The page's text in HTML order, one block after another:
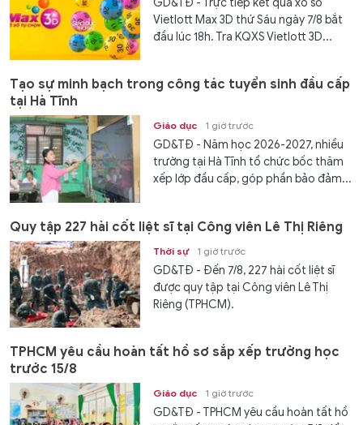
GD&TĐ - Trực tiếp kết quả xổ số
Vietlott Max 3D thứ Sáu ngày 7/8 bắt
đầu lúc 18h. Tra KQXS Vietlott 3D...
Tạo sự minh bạch trong công tác tuyển sinh đầu cấp
tại Hà Tĩnh
Giáo dục 1 giờ trước
GD&TĐ - Năm học 2026-2027, nhiều
trường tại Hà Tĩnh tổ chức bốc thăm
xếp lớp đầu cấp, góp phần bảo đảm...
Quy tập 227 hài cốt liệt sĩ tại Công viên Lê Thị Riêng
Thời sự 1 giờ trước
GD&TĐ - Đến 7/8, 227 hài cốt liệt sĩ
được quy tập tại Công viên Lê Thị
Riêng (TPHCM).
TPHCM yêu cầu hoàn tất hồ sơ sắp xếp trường học
trước 15/8
Giáo dục 1 giờ trước
GD&TĐ - TPHCM yêu cầu hoàn tất hồ